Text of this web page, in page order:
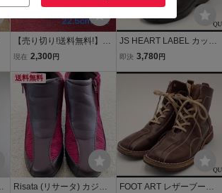
【売り切り!送料無料!】A-
340 Achilles SORBO!ショ
ド！22.5cm EEE!おしゃ
れ！サイドファスナー！
中古！
現在 2,300 円
JS HEART LABEL カット
ワークブーツ・22.5cmEE
ーベル/レディース/靴/@B
2/24*11*3-24
即決 3,780 円
送料無料
Risata (リサータ) カジュ
FOOT ART レザーブー